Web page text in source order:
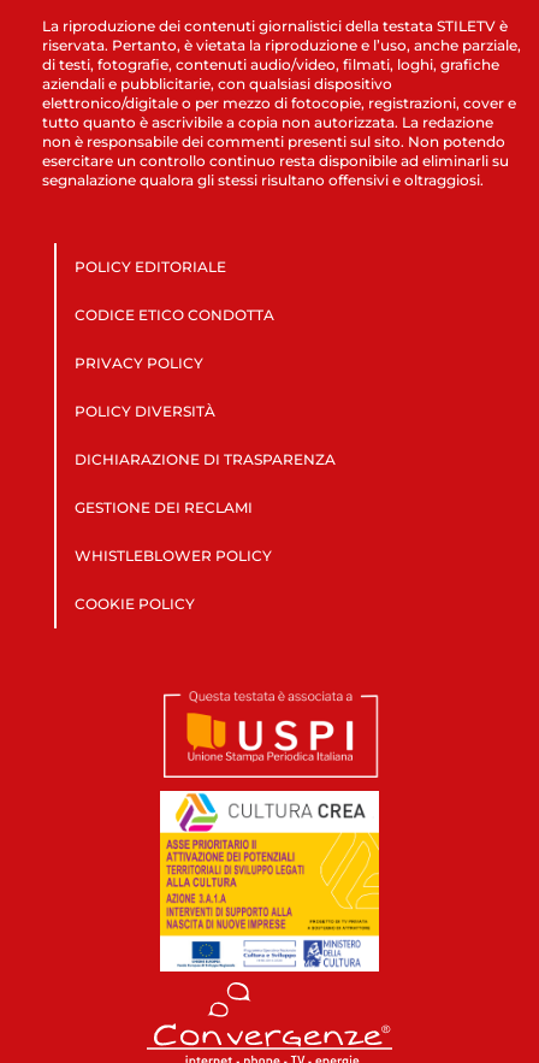
La riproduzione dei contenuti giornalistici della testata STILETV è
riservata. Pertanto, è vietata la riproduzione e l’uso, anche parziale,
di testi, fotografie, contenuti audio/video, filmati, loghi, grafiche
aziendali e pubblicitarie, con qualsiasi dispositivo
elettronico/digitale o per mezzo di fotocopie, registrazioni, cover e
tutto quanto è ascrivibile a copia non autorizzata. La redazione
non è responsabile dei commenti presenti sul sito. Non potendo
esercitare un controllo continuo resta disponibile ad eliminarli su
segnalazione qualora gli stessi risultano offensivi e oltraggiosi.
POLICY EDITORIALE
CODICE ETICO CONDOTTA
PRIVACY POLICY
POLICY DIVERSITÀ
DICHIARAZIONE DI TRASPARENZA
GESTIONE DEI RECLAMI
WHISTLEBLOWER POLICY
COOKIE POLICY